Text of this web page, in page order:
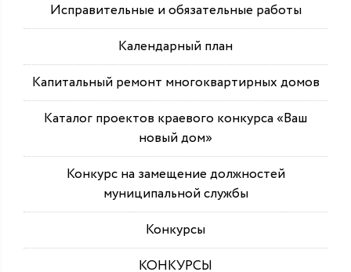
Исправительные и обязательные работы
Календарный план
Капитальный ремонт многоквартирных домов
Каталог проектов краевого конкурса «Ваш
новый дом»
Конкурс на замещение должностей
муниципальной службы
Конкурсы
КОНКУРСЫ